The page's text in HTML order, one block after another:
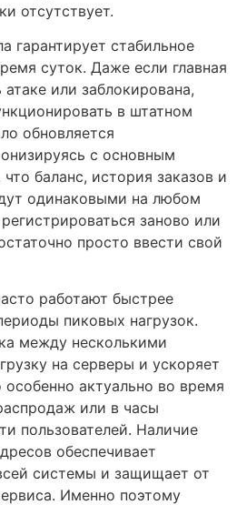
отсутствует.
гарантирует стабильное
суток. Даже если главная
или заблокирована,
в штатном
обновляется
с основным
баланс, история заказов и
одинаковыми на любом
заново или
просто ввести свой
работают быстрее
пиковых нагрузок.
между несколькими
на серверы и ускоряет
особенно актуально во время
или в часы
пользователей. Наличие
обеспечивает
системы и защищает от
Именно поэтому